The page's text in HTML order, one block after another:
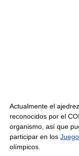
Actualmente el
reconocidos por el
organismo, así que
participar en los
olímpicos.